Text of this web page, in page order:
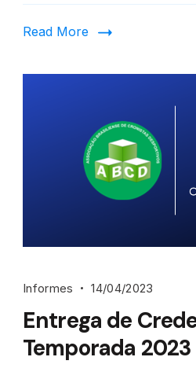
Read More
Informes 14/04/2023
Entrega de
Temporada 2023